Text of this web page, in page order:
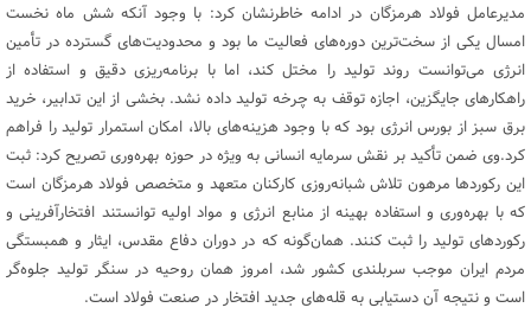
مدیرعامل فولاد هرمزگان در ادامه خاطرنشان کرد: با وجود آنکه شش ماه نخست
امسال یکی از سخت‌ترین دوره‌های فعالیت ما بود و محدودیت‌های گسترده در تأمین
انرژی می‌توانست روند تولید را مختل کند، اما با برنامه‌ریزی دقیق و استفاده از
راهکارهای جایگزین، اجازه توقف به چرخه تولید داده نشد. بخشی از این تدابیر، خرید
برق سبز از بورس انرژی بود که با وجود هزینه‌های بالا، امکان استمرار تولید را فراهم
کرد.وی ضمن تأکید بر نقش سرمایه انسانی به ویژه در حوزه بهره‌وری تصریح کرد: ثبت
این رکوردها مرهون تلاش شبانه‌روزی کارکنان متعهد و متخصص فولاد هرمزگان است
که با بهره‌وری و استفاده بهینه از منابع انرژی و مواد اولیه توانستند افتخارآفرینی و
رکوردهای تولید را ثبت کنند. همان‌گونه که در دوران دفاع مقدس، ایثار و همبستگی
مردم ایران موجب سربلندی کشور شد، امروز همان روحیه در سنگر تولید جلوه‌گر
است و نتیجه آن دستیابی به قله‌های جدید افتخار در صنعت فولاد است.